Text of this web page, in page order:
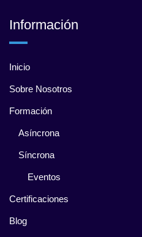
Información
Inicio
Sobre Nosotros
Formación
Asíncrona
Síncrona
Eventos
Certificaciones
Blog